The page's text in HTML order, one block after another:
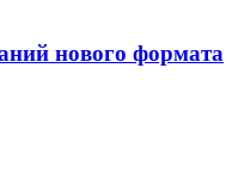
нового формата